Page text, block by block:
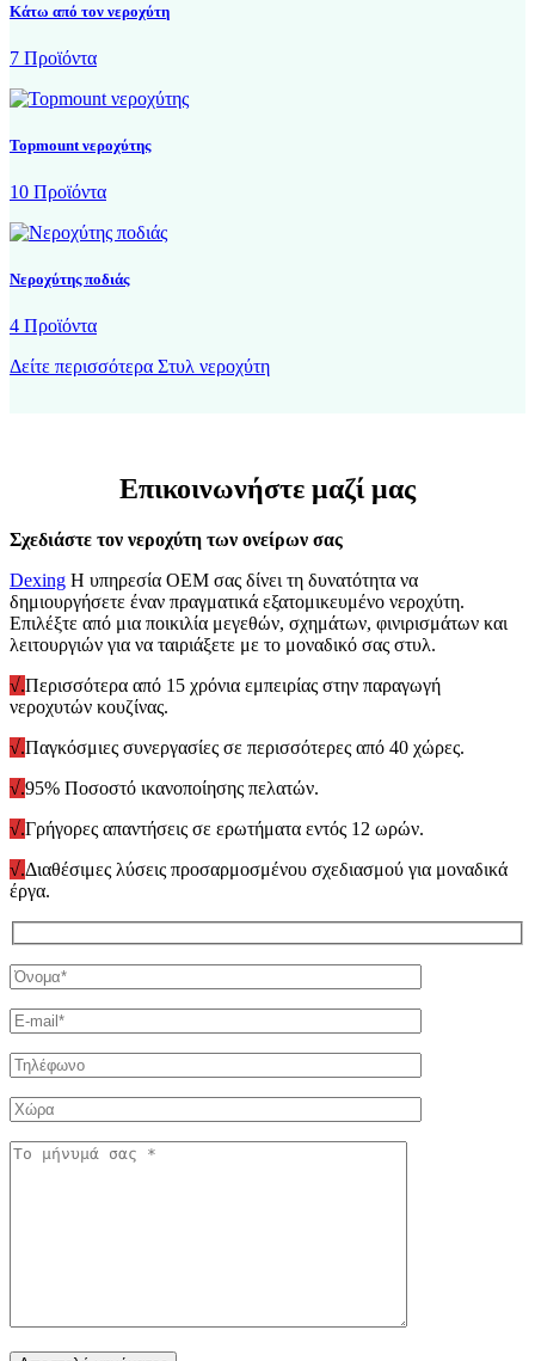
Κάτω από τον νεροχύτη
7 Προϊόντα
Topmount νεροχύτης
10 Προϊόντα
Νεροχύτης ποδιάς
4 Προϊόντα
Δείτε περισσότερα Στυλ νεροχύτη
Επικοινωνήστε μαζί μας
Σχεδιάστε τον νεροχύτη των ονείρων σας
Dexing Η υπηρεσία OEM σας δίνει τη δυνατότητα να
δημιουργήσετε έναν πραγματικά εξατομικευμένο νεροχύτη.
Επιλέξτε από μια ποικιλία μεγεθών, σχημάτων, φινιρισμάτων και
λειτουργιών για να ταιριάξετε με το μοναδικό σας στυλ.
√.Περισσότερα από 15 χρόνια εμπειρίας στην παραγωγή
νεροχυτών κουζίνας.
√.Παγκόσμιες συνεργασίες σε περισσότερες από 40 χώρες.
√.95% Ποσοστό ικανοποίησης πελατών.
√.Γρήγορες απαντήσεις σε ερωτήματα εντός 12 ωρών.
√.Διαθέσιμες λύσεις προσαρμοσμένου σχεδιασμού για μοναδικά
έργα.